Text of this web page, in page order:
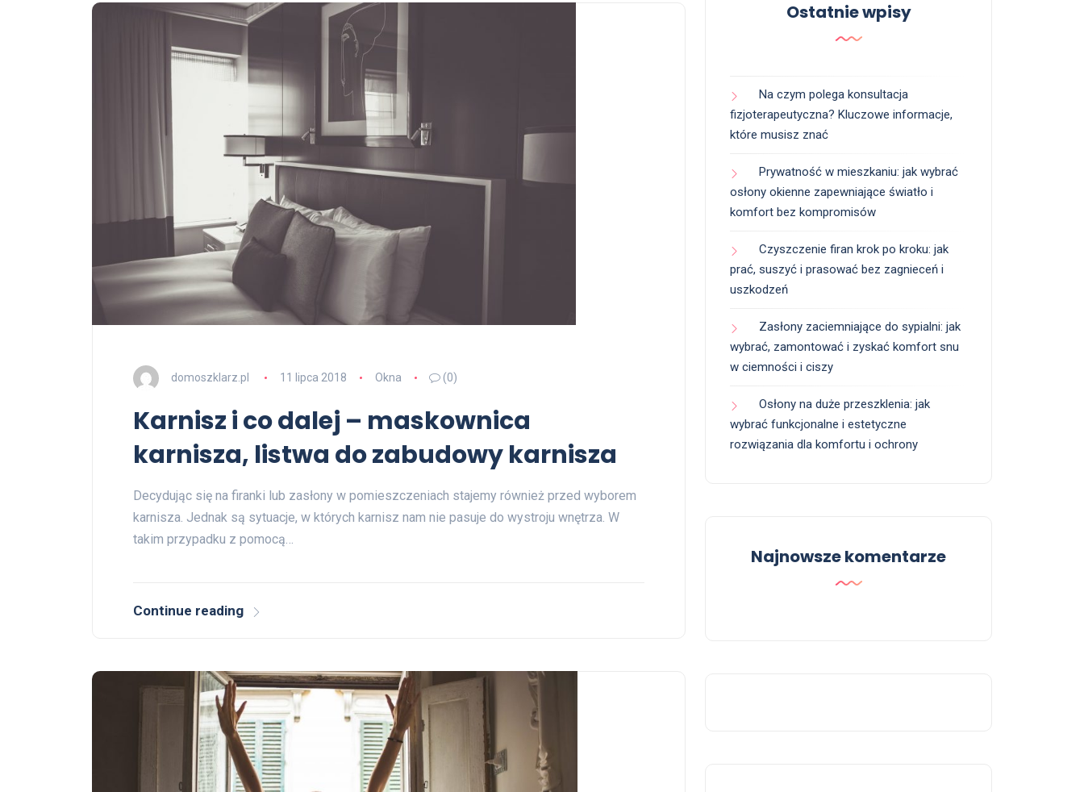
domoszklarz.pl 11 lipca 2018 Okna (0)
Karnisz i co dalej – maskownica
karnisza, listwa do zabudowy karnisza
Decydując się na firanki lub zasłony w pomieszczeniach stajemy również przed wyborem
karnisza. Jednak są sytuacje, w których karnisz nam nie pasuje do wystroju wnętrza. W
takim przypadku z pomocą…
Continue reading
Ostatnie wpisy
Na czym polega konsultacja
fizjoterapeutyczna? Kluczowe informacje,
które musisz znać
Prywatność w mieszkaniu: jak wybrać
osłony okienne zapewniające światło i
komfort bez kompromisów
Czyszczenie firan krok po kroku: jak
prać, suszyć i prasować bez zagnieceń i
uszkodzeń
Zasłony zaciemniające do sypialni: jak
wybrać, zamontować i zyskać komfort snu
w ciemności i ciszy
Osłony na duże przeszklenia: jak
wybrać funkcjonalne i estetyczne
rozwiązania dla komfortu i ochrony
Najnowsze komentarze